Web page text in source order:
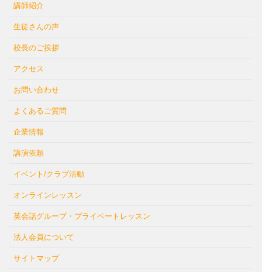
講師紹介
生徒さんの声
校長のご挨拶
アクセス
お問い合わせ
よくあるご質問
企業情報
講演依頼
イベント/クラブ活動
オンラインレッスン
英会話グループ・プライベートレッスン
法人会員について
サイトマップ